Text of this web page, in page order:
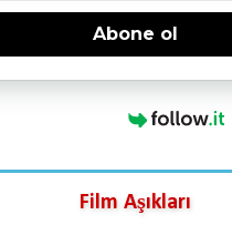
Abone ol
Film Aşıkları